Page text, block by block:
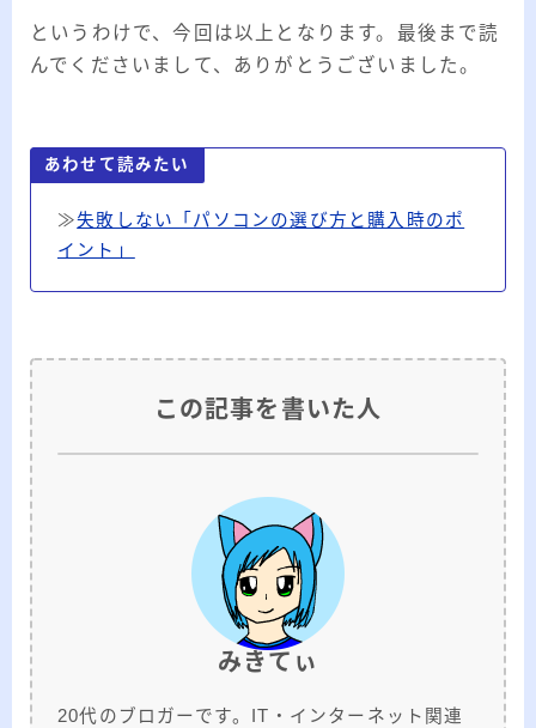
というわけで、今回は以上となります。最後まで読
んでくださいまして、ありがとうございました。
あわせて読みたい
≫失敗しない「パソコンの選び方と購入時のポ
イント」
この記事を書いた人
みきてぃ
20代のブロガーです。IT・インターネット関連